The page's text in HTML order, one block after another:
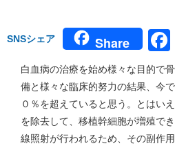
SNSシェア Share
白血病の治療を始め様々な目的で
備と様々な臨床的努力の結果、今
０％を超えていると思う。とはい
を除去して、移植幹細胞が増殖で
線照射が行われるため、その副作